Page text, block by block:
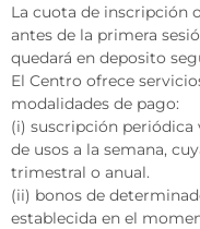
La cuota de inscripción
antes de la primera
quedará en deposito
El Centro ofrece
modalidades de pago:
(i) suscripción
de usos a la semana,
trimestral o anual.
(ii) bonos de
establecida en el